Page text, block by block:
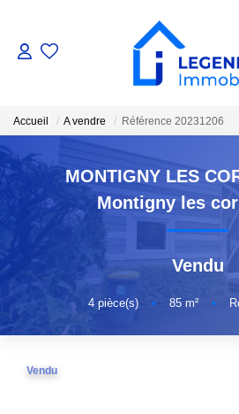
VENTE
Nos Biens
ESTIMATION
NOS
Accueil A vendre Référence 20231206
MONTIGNY LES
Montigny les
Vendu
4pièce(s) • 85 m² •
Vendu